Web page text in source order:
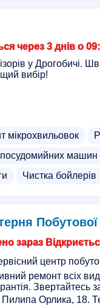
через 3 днів о
у Дрогобичі.
вибір!
мікрохвильовок
машин
Чистка бойлерів
Побутової
зараз
центр
ремонт всіх
Пилипа Орлика, 18.